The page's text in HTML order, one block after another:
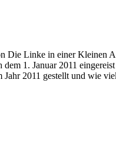
Die Linke in einer Kleinen
1. Januar 2011
2011 gestellt und wie